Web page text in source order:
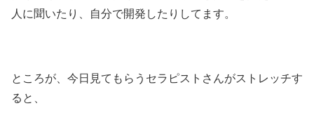
人に聞いたり、自分で開発したりしてます。
ところが、今日見てもらうセラピストさんがストレッチす
ると、